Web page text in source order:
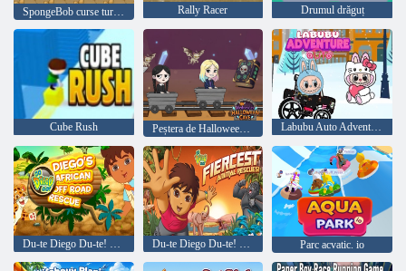
SpongeBob curse turneu Rally Racer Drumul drăguț
Cube Rush Peștera de Halloween de miercuri Labubu Auto Adventure
Du-te Diego Du-te! Salvarea off-road a lui Diego în Africa Du-te Diego Du-te! Salvarea animalelor Parc acvatic. io